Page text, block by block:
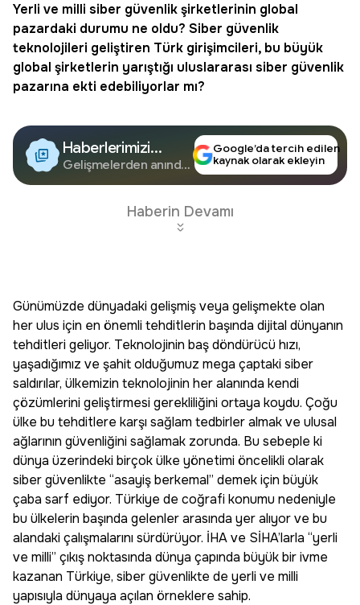
Yerli ve milli siber güvenlik şirketlerinin global
pazardaki durumu ne oldu? Siber güvenlik
teknolojileri geliştiren Türk girişimcileri, bu büyük
global şirketlerin yarıştığı uluslararası siber güvenlik
pazarına ekti edebiliyorlar mı?
Haberlerimizi
Google'da Takip
Edin
Gelişmelerden anında
Google’da tercih edilen
kaynak olarak ekleyin
Haberin Devamı
Günümüzde dünyadaki gelişmiş veya gelişmekte olan
her ulus için en önemli tehditlerin başında dijital dünyanın
tehditleri geliyor. Teknolojinin baş döndürücü hızı,
yaşadığımız ve şahit olduğumuz mega çaptaki siber
saldırılar, ülkemizin teknolojinin her alanında kendi
çözümlerini geliştirmesi gerekliliğini ortaya koydu. Çoğu
ülke bu tehditlere karşı sağlam tedbirler almak ve ulusal
ağlarının güvenliğini sağlamak zorunda. Bu sebeple ki
dünya üzerindeki birçok ülke yönetimi öncelikli olarak
siber güvenlikte “asayiş berkemal” demek için büyük
çaba sarf ediyor. Türkiye de coğrafi konumu nedeniyle
bu ülkelerin başında gelenler arasında yer alıyor ve bu
alandaki çalışmalarını sürdürüyor. İHA ve SİHA’larla “yerli
ve milli” çıkış noktasında dünya çapında büyük bir ivme
kazanan Türkiye, siber güvenlikte de yerli ve milli
yapısıyla dünyaya açılan örneklere sahip.